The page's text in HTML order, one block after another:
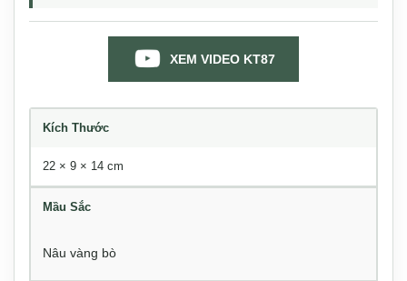
XEM VIDEO KT87
Kích Thước
22 × 9 × 14 cm
Mầu Sắc
Nâu vàng bò